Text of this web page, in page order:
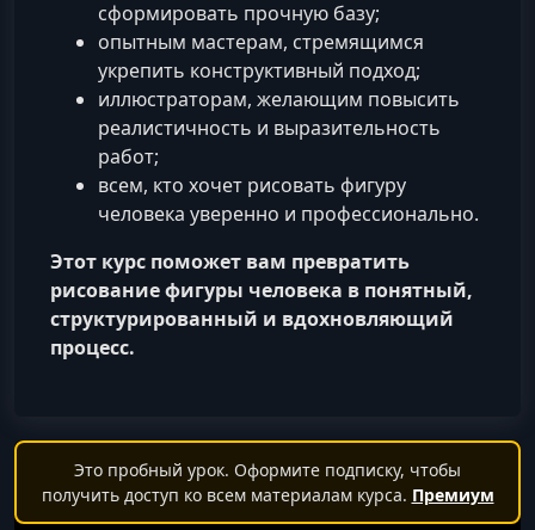
сформировать прочную базу;
опытным мастерам, стремящимся
укрепить конструктивный подход;
иллюстраторам, желающим повысить
реалистичность и выразительность
работ;
всем, кто хочет рисовать фигуру
человека уверенно и профессионально.
Этот курс поможет вам превратить
рисование фигуры человека в понятный,
структурированный и вдохновляющий
процесс.
Это пробный урок. Оформите подписку, чтобы
получить доступ ко всем материалам курса. Премиум